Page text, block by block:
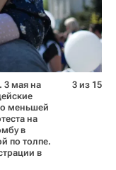
3 мая на
меньшей
на
в
по толпе.
в
3 из 15